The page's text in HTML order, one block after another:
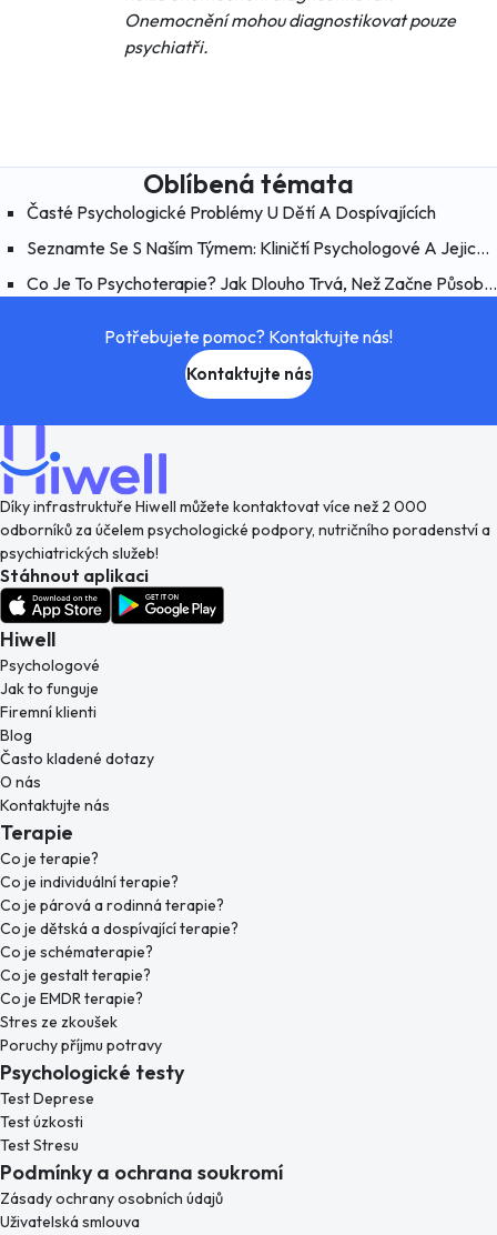
Onemocnění mohou diagnostikovat pouze
psychiatři.
Oblíbená témata
Časté Psychologické Problémy U Dětí A Dospívajících
Seznamte Se S Naším Týmem: Kliničtí Psychologové A Jejich Práce
Co Je To Psychoterapie? Jak Dlouho Trvá, Než Začne Působit?
Potřebujete pomoc? Kontaktujte nás!
Kontaktujte nás
Díky infrastruktuře Hiwell můžete kontaktovat více než 2 000
odborníků za účelem psychologické podpory, nutričního poradenství a
psychiatrických služeb!
Stáhnout aplikaci
Hiwell
Psychologové
Jak to funguje
Firemní klienti
Blog
Často kladené dotazy
O nás
Kontaktujte nás
Terapie
Co je terapie?
Co je individuální terapie?
Co je párová a rodinná terapie?
Co je dětská a dospívající terapie?
Co je schématerapie?
Co je gestalt terapie?
Co je EMDR terapie?
Stres ze zkoušek
Poruchy příjmu potravy
Psychologické testy
Test Deprese
Test úzkosti
Test Stresu
Podmínky a ochrana soukromí
Zásady ochrany osobních údajů
Uživatelská smlouva